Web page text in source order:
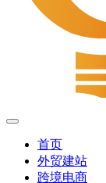
首页
外贸建站
跨境电商